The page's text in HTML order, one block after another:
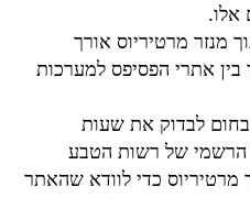
מנזר מרטיריוס אורך
אתרי הפסיפס למערכות
בחום לבדוק את שעות
הרשמי של רשות הטבע
מרטיריוס כדי לוודא שהאתר